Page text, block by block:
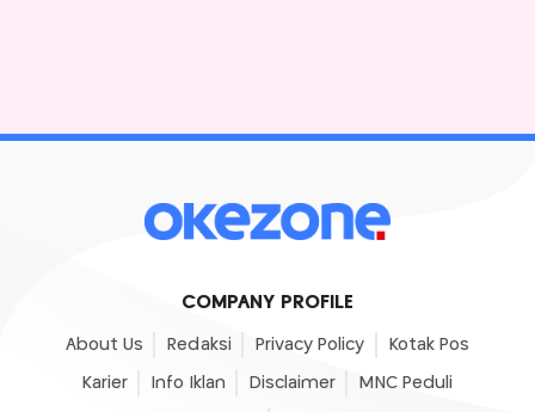
COMPANY PROFILE
About Us Redaksi Privacy Policy Kotak Pos
Karier Info Iklan Disclaimer MNC Peduli